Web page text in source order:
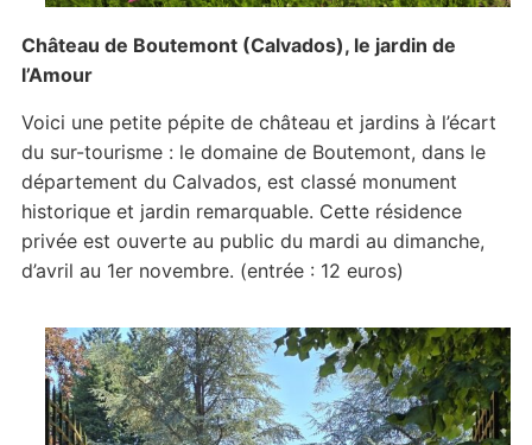
Château de Boutemont (Calvados), le jardin de
l’Amour
Voici une petite pépite de château et jardins à l’écart
du sur-tourisme : le domaine de Boutemont, dans le
département du Calvados, est classé monument
historique et jardin remarquable. Cette résidence
privée est ouverte au public du mardi au dimanche,
d’avril au 1er novembre. (entrée : 12 euros)